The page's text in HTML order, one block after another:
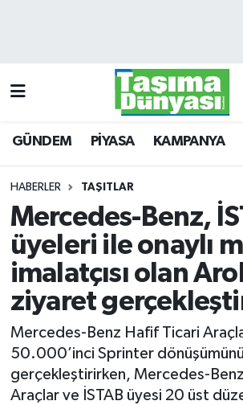
GÜNDEM PİYASA KAMPANYA
HABERLER TAŞITLAR
Mercedes-Benz,
üyeleri ile onaylı
imalatçısı olan
ziyaret
Mercedes-Benz Hafif Ticari
50.000’inci Sprinter dönüşümünü
gerçekleştirirken, Mercedes-
Araçlar ve İSTAB üyesi 20 üst
KAMPANYA
RÖPORTAJ
YOLCU TAŞIMA
LOJİSTİK
E-GAZETE
TAŞITLAR
Trafik Durumu
Süper Lig Puan Durumu ve
Tüm Manşetler
Son Dakika Haberleri
Haber Arşivi